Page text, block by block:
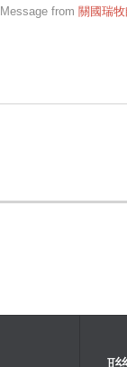
Message from 關國瑞牧